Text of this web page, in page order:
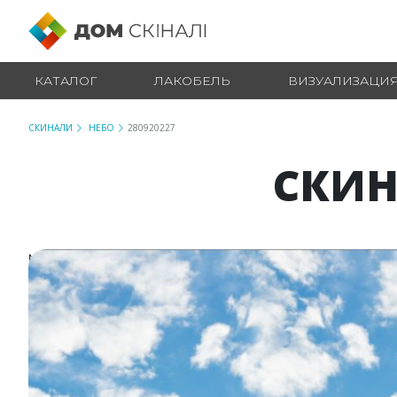
КАТАЛОГ ЛАКОБЕЛЬ
СКИНАЛИ НЕБО 280920227
№ 280920227